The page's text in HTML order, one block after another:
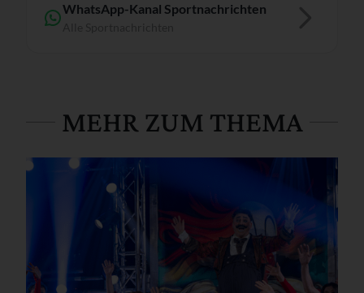
WhatsApp-Kanal Sportnachrichten
MEHR ZUM THEMA